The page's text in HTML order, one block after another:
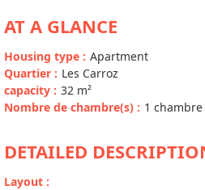
AT A GLANCE
Housing type : Apartment
Quartier : Les Carroz
capacity : 32 m²
Nombre de chambre(s) : 1 chambre
DETAILED
Layout :